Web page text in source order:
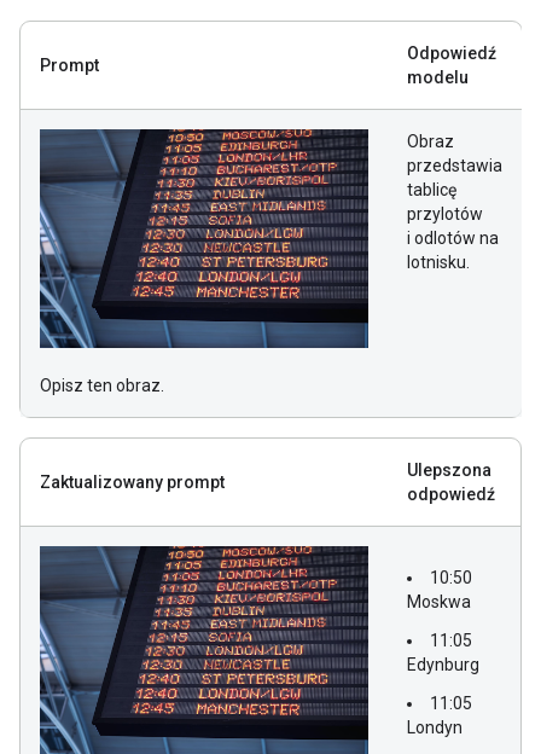
Prompt
Odpowiedź
modelu
Opisz ten obraz.
Obraz
przedstawia
tablicę
przylotów
i odlotów na
lotnisku.
Zaktualizowany prompt
Ulepszona
odpowiedź
10:50
Moskwa
11:05
Edynburg
11:05
Londyn